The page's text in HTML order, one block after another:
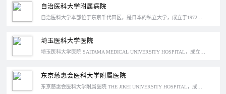
自治医科大学附属病院
自治医科大学本部位于东京千代田区，是日本的私立大学，成立于1972年。虽然名义上是私立的大学，但实际上是自治省设立的公设民营大学，由自治省的职员掌管大学的秘书处，担任学校理事长，因此称为自治医科大学。
埼玉医科大学医院
东京慈惠会医科大学附属医院
东京慈惠会医科大学附属医院 THE JIKEI UNIVERSITY HOSPITAL，成立于1907年，位于东京都港区，它的前身是有志共立东京医院，在日本的大学附属医院中属于规模较大的医院之一，以心脏外科等方面疾病的诊疗最为出名。